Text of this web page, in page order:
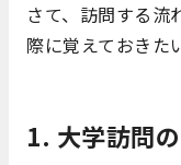
さて、訪問する流
際に覚えておきた
1. 大学訪問